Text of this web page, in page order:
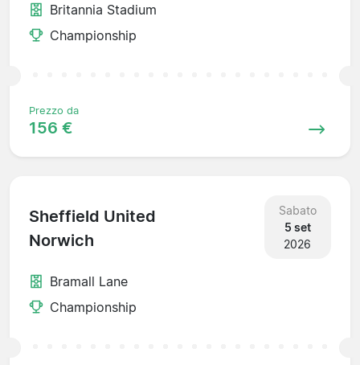
Britannia Stadium
Championship
Prezzo da
156 €
Sheffield United
Norwich
Sabato
5 set
2026
Bramall Lane
Championship